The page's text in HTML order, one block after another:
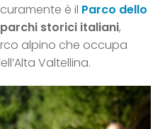
è il Parco dello
storici italiani,
alpino che occupa
Valtellina.